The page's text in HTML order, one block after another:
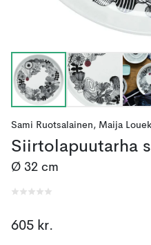
Sami Ruotsalainen, Maija
Siirtolapuutarha
Ø 32 cm
605 kr.